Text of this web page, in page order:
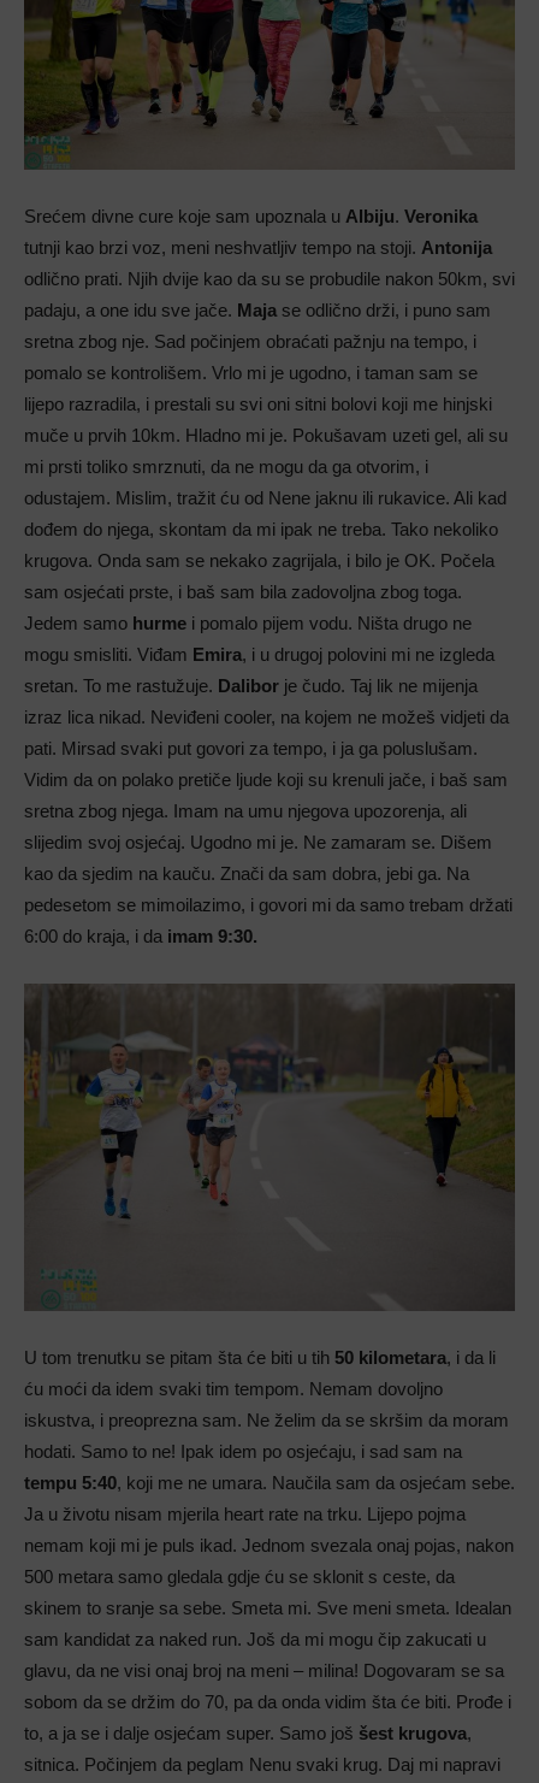
Srećem divne cure koje sam upoznala u Albiju. Veronika
tutnji kao brzi voz, meni neshvatljiv tempo na stoji. Antonija
odlično prati. Njih dvije kao da su se probudile nakon 50km, svi
padaju, a one idu sve jače. Maja se odlično drži, i puno sam
sretna zbog nje. Sad počinjem obraćati pažnju na tempo, i
pomalo se kontrolišem. Vrlo mi je ugodno, i taman sam se
lijepo razradila, i prestali su svi oni sitni bolovi koji me hinjski
muče u prvih 10km. Hladno mi je. Pokušavam uzeti gel, ali su
mi prsti toliko smrznuti, da ne mogu da ga otvorim, i
odustajem. Mislim, tražit ću od Nene jaknu ili rukavice. Ali kad
dođem do njega, skontam da mi ipak ne treba. Tako nekoliko
krugova. Onda sam se nekako zagrijala, i bilo je OK. Počela
sam osjećati prste, i baš sam bila zadovoljna zbog toga.
Jedem samo hurme i pomalo pijem vodu. Ništa drugo ne
mogu smisliti. Viđam Emira, i u drugoj polovini mi ne izgleda
sretan. To me rastužuje. Dalibor je čudo. Taj lik ne mijenja
izraz lica nikad. Neviđeni cooler, na kojem ne možeš vidjeti da
pati. Mirsad svaki put govori za tempo, i ja ga poluslušam.
Vidim da on polako pretiče ljude koji su krenuli jače, i baš sam
sretna zbog njega. Imam na umu njegova upozorenja, ali
slijedim svoj osjećaj. Ugodno mi je. Ne zamaram se. Dišem
kao da sjedim na kauču. Znači da sam dobra, jebi ga. Na
pedesetom se mimoilazimo, i govori mi da samo trebam držati
6:00 do kraja, i da imam 9:30.
U tom trenutku se pitam šta će biti u tih 50 kilometara, i da li
ću moći da idem svaki tim tempom. Nemam dovoljno
iskustva, i preoprezna sam. Ne želim da se skršim da moram
hodati. Samo to ne! Ipak idem po osjećaju, i sad sam na
tempu 5:40, koji me ne umara. Naučila sam da osjećam sebe.
Ja u životu nisam mjerila heart rate na trku. Lijepo pojma
nemam koji mi je puls ikad. Jednom svezala onaj pojas, nakon
500 metara samo gledala gdje ću se sklonit s ceste, da
skinem to sranje sa sebe. Smeta mi. Sve meni smeta. Idealan
sam kandidat za naked run. Još da mi mogu čip zakucati u
glavu, da ne visi onaj broj na meni – milina! Dogovaram se sa
sobom da se držim do 70, pa da onda vidim šta će biti. Prođe i
to, a ja se i dalje osjećam super. Samo još šest krugova,
sitnica. Počinjem da peglam Nenu svaki krug. Daj mi napravi